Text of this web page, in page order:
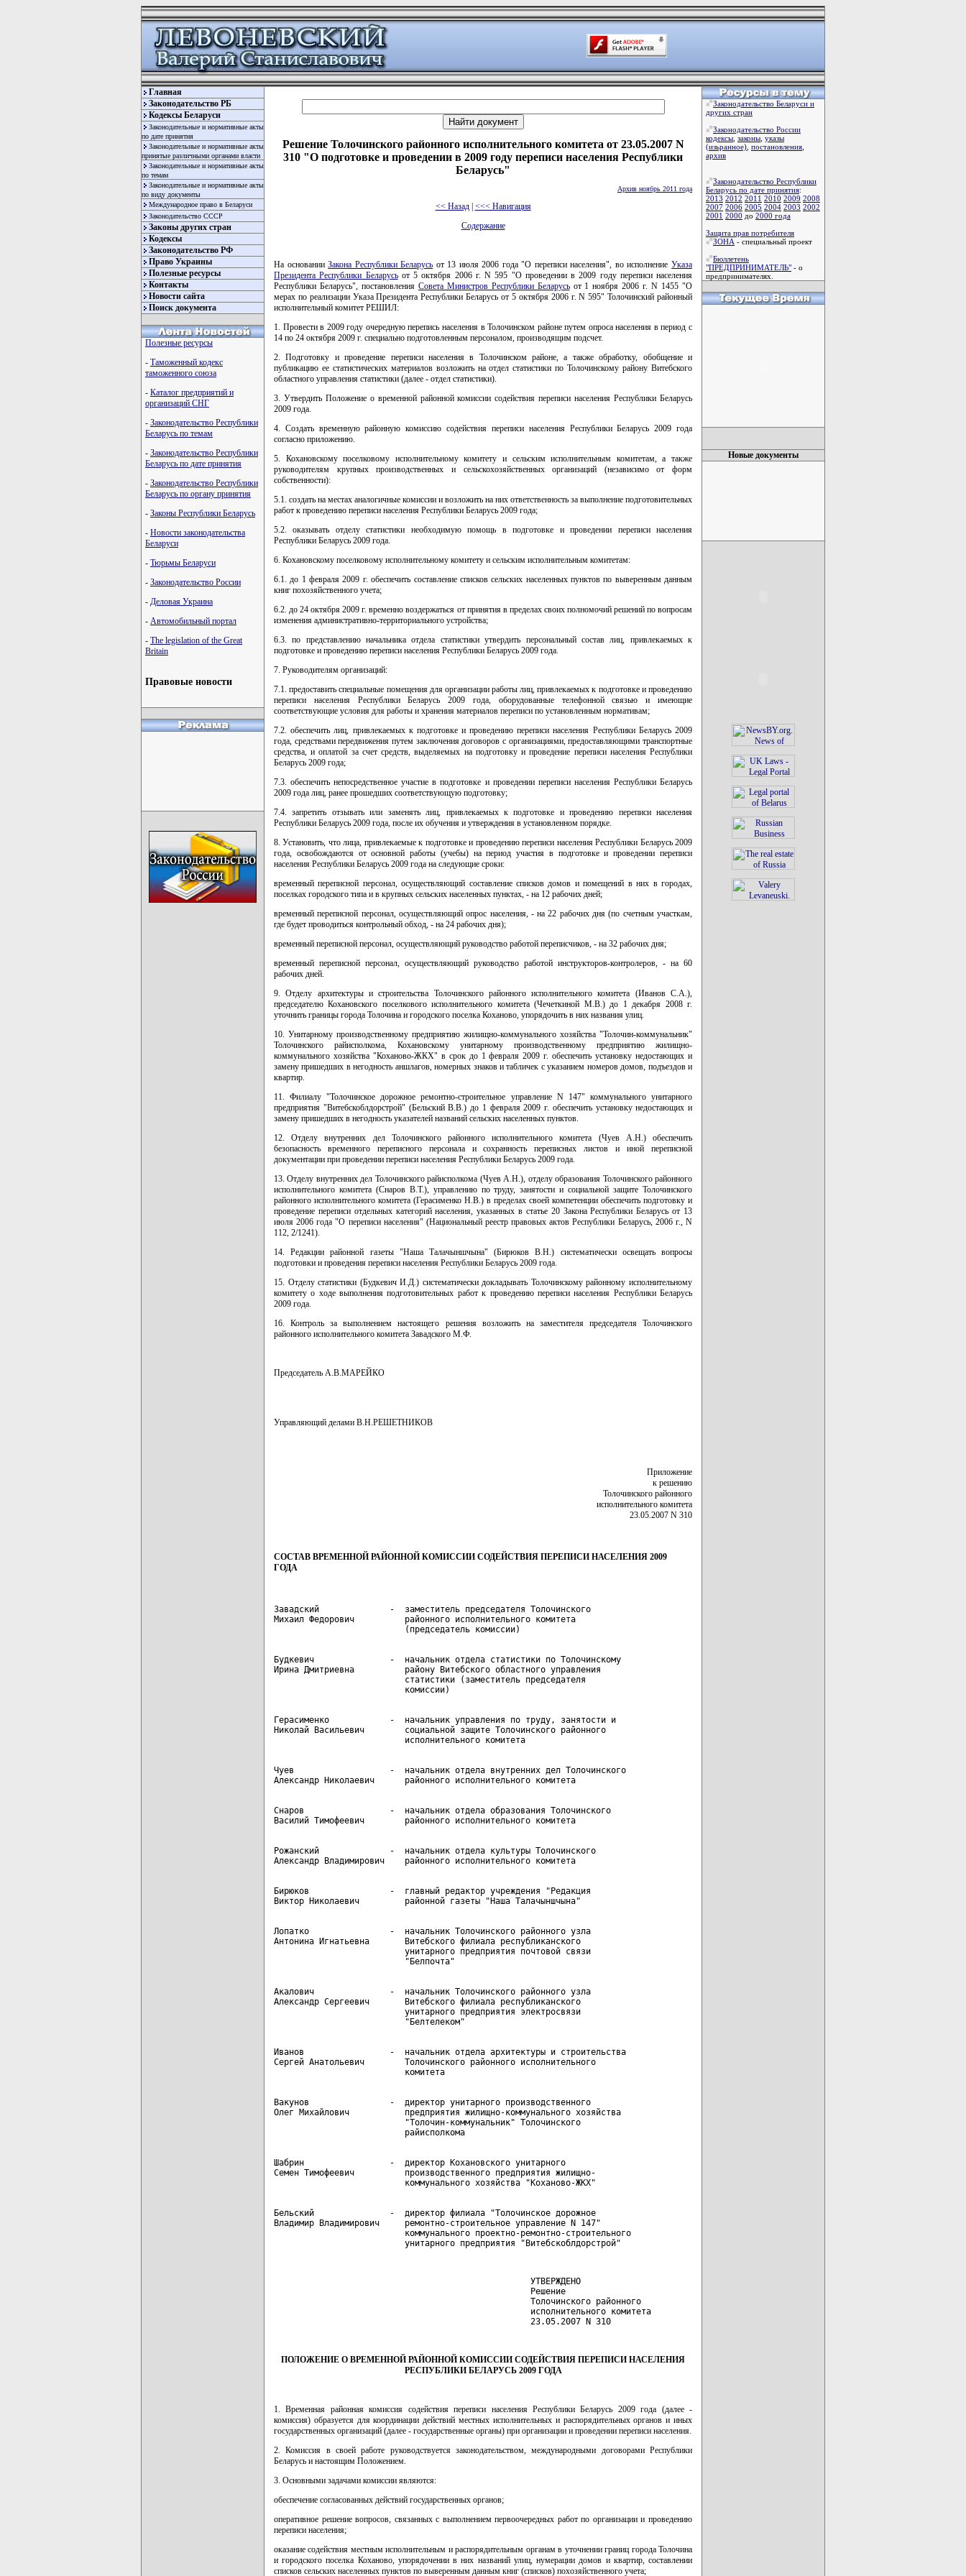
Главная
Законодательство РБ
Кодексы Беларуси
Законодательные и нормативные акты
по дате принятия
Законодательные и нормативные акты
принятые различными органами власти
Законодательные и нормативные акты
по темам
Законодательные и нормативные акты
по виду документы
Международное право в Беларуси
Законодательство СССР
Законы других стран
Кодексы
Законодательство РФ
Право Украины
Полезные ресурсы
Контакты
Новости сайта
Поиск документа
Полезные ресурсы
- Таможенный кодекс
таможенного союза
- Каталог предприятий и
организаций СНГ
- Законодательство Республики
Беларусь по темам
- Законодательство Республики
Беларусь по дате принятия
- Законодательство Республики
Беларусь по органу принятия
- Законы Республики Беларусь
- Новости законодательства
Беларуси
- Тюрьмы Беларуси
- Законодательство России
- Деловая Украина
- Автомобильный портал
- The legislation of the Great
Britain
Правовые новости
Решение Толочинского районного исполнительного комитета от 23.05.2007 N
310 "О подготовке и проведении в 2009 году переписи населения Республики
Беларусь"
Архив ноябрь 2011 года
<< Назад| <<< Навигация
Содержание
На основанииЗакона Республики Беларусь от 13 июля 2006 года "О переписи населения", во исполнениеУказа
Президента Республики Беларусьот 5 октября 2006 г. N 595 "О проведении в 2009 году переписи населения
Республики Беларусь", постановления Совета Министров Республики Беларусьот 1 ноября 2006 г. N 1455 "О
мерах по реализации Указа Президента Республики Беларусь от 5 октября 2006 г. N 595" Толочинский районный
исполнительный комитет РЕШИЛ:
1. Провести в 2009 году очередную перепись населения в Толочинском районе путем опроса населения в период с
14 по 24 октября 2009 г. специально подготовленным персоналом, производящим подсчет.
2. Подготовку и проведение переписи населения в Толочинском районе, а также обработку, обобщение и
публикацию ее статистических материалов возложить на отдел статистики по Толочинскому району Витебского
областного управления статистики (далее - отдел статистики).
3. Утвердить Положение о временной районной комиссии содействия переписи населения Республики Беларусь
2009 года.
4. Создать временную районную комиссию содействия переписи населения Республики Беларусь 2009 года
согласно приложению.
5. Кохановскому поселковому исполнительному комитету и сельским исполнительным комитетам, а также
руководителям крупных производственных и сельскохозяйственных организаций (независимо от форм
собственности):
5.1. создать на местах аналогичные комиссии и возложить на них ответственность за выполнение подготовительных
работ к проведению переписи населения Республики Беларусь 2009 года;
5.2. оказывать отделу статистики необходимую помощь в подготовке и проведении переписи населения
Республики Беларусь 2009 года.
6. Кохановскому поселковому исполнительному комитету и сельским исполнительным комитетам:
6.1. до 1 февраля 2009 г. обеспечить составление списков сельских населенных пунктов по выверенным данным
книг похозяйственного учета;
6.2. до 24 октября 2009 г. временно воздержаться от принятия в пределах своих полномочий решений по вопросам
изменения административно-территориального устройства;
6.3. по представлению начальника отдела статистики утвердить персональный состав лиц, привлекаемых к
подготовке и проведению переписи населения Республики Беларусь 2009 года.
7. Руководителям организаций:
7.1. предоставить специальные помещения для организации работы лиц, привлекаемых к подготовке и проведению
переписи населения Республики Беларусь 2009 года, оборудованные телефонной связью и имеющие
соответствующие условия для работы и хранения материалов переписи по установленным нормативам;
7.2. обеспечить лиц, привлекаемых к подготовке и проведению переписи населения Республики Беларусь 2009
года, средствами передвижения путем заключения договоров с организациями, предоставляющими транспортные
средства, и оплатой за счет средств, выделяемых на подготовку и проведение переписи населения Республики
Беларусь 2009 года;
7.3. обеспечить непосредственное участие в подготовке и проведении переписи населения Республики Беларусь
2009 года лиц, ранее прошедших соответствующую подготовку;
7.4. запретить отзывать или заменять лиц, привлекаемых к подготовке и проведению переписи населения
Республики Беларусь 2009 года, после их обучения и утверждения в установленном порядке.
8. Установить, что лица, привлекаемые к подготовке и проведению переписи населения Республики Беларусь 2009
года, освобождаются от основной работы (учебы) на период участия в подготовке и проведении переписи
населения Республики Беларусь 2009 года на следующие сроки:
временный переписной персонал, осуществляющий составление списков домов и помещений в них в городах,
поселках городского типа и в крупных сельских населенных пунктах, - на 12 рабочих дней;
временный переписной персонал, осуществляющий опрос населения, - на 22 рабочих дня (по счетным участкам,
где будет проводиться контрольный обход, - на 24 рабочих дня);
временный переписной персонал, осуществляющий руководство работой переписчиков, - на 32 рабочих дня;
временный переписной персонал, осуществляющий руководство работой инструкторов-контролеров, - на 60
рабочих дней.
9. Отделу архитектуры и строительства Толочинского районного исполнительного комитета (Иванов С.А.),
председателю Кохановского поселкового исполнительного комитета (Чечеткиной М.В.) до 1 декабря 2008 г.
уточнить границы города Толочина и городского поселка Коханово, упорядочить в них названия улиц.
10. Унитарному производственному предприятию жилищно-коммунального хозяйства "Толочин-коммунальник"
Толочинского райисполкома, Кохановскому унитарному производственному предприятию жилищно-
коммунального хозяйства "Коханово-ЖКХ" в срок до 1 февраля 2009 г. обеспечить установку недостающих и
замену пришедших в негодность аншлагов, номерных знаков и табличек с указанием номеров домов, подъездов и
квартир.
11. Филиалу "Толочинское дорожное ремонтно-строительное управление N 147" коммунального унитарного
предприятия "Витебскоблдорстрой" (Бельский В.В.) до 1 февраля 2009 г. обеспечить установку недостающих и
замену пришедших в негодность указателей названий сельских населенных пунктов.
12. Отделу внутренних дел Толочинского районного исполнительного комитета (Чуев А.Н.) обеспечить
безопасность временного переписного персонала и сохранность переписных листов и иной переписной
документации при проведении переписи населения Республики Беларусь 2009 года.
13. Отделу внутренних дел Толочинского райисполкома (Чуев А.Н.), отделу образования Толочинского районного
исполнительного комитета (Снаров В.Т.), управлению по труду, занятости и социальной защите Толочинского
районного исполнительного комитета (Герасименко Н.В.) в пределах своей компетенции обеспечить подготовку и
проведение переписи отдельных категорий населения, указанных в статье 20 Закона Республики Беларусь от 13
июля 2006 года "О переписи населения" (Национальный реестр правовых актов Республики Беларусь, 2006 г., N
112, 2/1241).
14. Редакции районной газеты "Наша Талачыншчына" (Бирюков В.Н.) систематически освещать вопросы
подготовки и проведения переписи населения Республики Беларусь 2009 года.
15. Отделу статистики (Будкевич И.Д.) систематически докладывать Толочинскому районному исполнительному
комитету о ходе выполнения подготовительных работ к проведению переписи населения Республики Беларусь
2009 года.
16. Контроль за выполнением настоящего решения возложить на заместителя председателя Толочинского
районного исполнительного комитета Завадского М.Ф.
Председатель А.В.МАРЕЙКО
Управляющий делами В.Н.РЕШЕТНИКОВ
Приложение
к решению
Толочинского районного
исполнительного комитета
23.05.2007 N 310
СОСТАВ ВРЕМЕННОЙ РАЙОННОЙ КОМИССИИ СОДЕЙСТВИЯ ПЕРЕПИСИ НАСЕЛЕНИЯ 2009
ГОДА
Завадский              -  заместитель председателя Толочинского
Михаил Федорович          районного исполнительного комитета
Будкевич               -  начальник отдела статистики по Толочинскому
Ирина Дмитриевна          району Витебского областного управления
                          статистики (заместитель председателя
Герасименко            -  начальник управления по труду, занятости и
Николай Васильевич        социальной защите Толочинского районного
Чуев                   -  начальник отдела внутренних дел Толочинского
Снаров                 -  начальник отдела образования Толочинского
Рожанский              -  начальник отдела культуры Толочинского
Бирюков                -  главный редактор учреждения "Редакция
Лопатко                -  начальник Толочинского районного узла
Антонина Игнатьевна       Витебского филиала республиканского
                          унитарного предприятия почтовой связи
Акалович               -  начальник Толочинского районного узла
Александр Сергеевич       Витебского филиала республиканского
                          унитарного предприятия электросвязи
Иванов                 -  начальник отдела архитектуры и строительства
Сергей Анатольевич        Толочинского районного исполнительного
Вакунов                -  директор унитарного производственного
Олег Михайлович           предприятия жилищно-коммунального хозяйства
                          "Толочин-коммунальник" Толочинского
Шабрин                 -  директор Кохановского унитарного
Семен Тимофеевич          производственного предприятия жилищно-
Бельский               -  директор филиала "Толочинское дорожное
Владимир Владимирович     ремонтно-строительное управление N 147"
                          коммунального проектно-ремонтно-строительного
                          унитарного предприятия "Витебскоблдорстрой"
                                                   УТВЕРЖДЕНО
                                                   Решение
                                                   Толочинского районного
                                                   исполнительного комитета
                                                   23.05.2007 N 310
ПОЛОЖЕНИЕ О ВРЕМЕННОЙ РАЙОННОЙ КОМИССИИ СОДЕЙСТВИЯ ПЕРЕПИСИ НАСЕЛЕНИЯ
РЕСПУБЛИКИ БЕЛАРУСЬ 2009 ГОДА
1. Временная районная комиссия содействия переписи населения Республики Беларусь 2009 года (далее -
комиссия) образуется для координации действий местных исполнительных и распорядительных органов и иных
государственных организаций (далее - государственные органы) при организации и проведении переписи населения.
2. Комиссия в своей работе руководствуется законодательством, международными договорами Республики
Беларусь и настоящим Положением.
3. Основными задачами комиссии являются:
обеспечение согласованных действий государственных органов;
оперативное решение вопросов, связанных с выполнением первоочередных работ по организации и проведению
переписи населения;
оказание содействия местным исполнительным и распорядительным органам в уточнении границ города Толочина
и городского поселка Коханово, упорядочении в них названий улиц, нумерации домов и квартир, составлении
списков сельских населенных пунктов по выверенным данным книг (списков) похозяйственного учета;
Законодательство Беларуси и
других стран
Законодательство России
кодексы законы указы
(изьранное) постановления
архив
Законодательство Республики
Беларусь по дате принятия:
2013 2012 2011 2010 2009 2008
2007 2006 2005 2004 2003 2002
2001 2000 до 2000 года
Защита прав потребителя
ЗОНА - специальный проект
Бюллетень
"ПРЕДПРИНИМАТЕЛЬ" - о
предпринимателях.
Новые документы